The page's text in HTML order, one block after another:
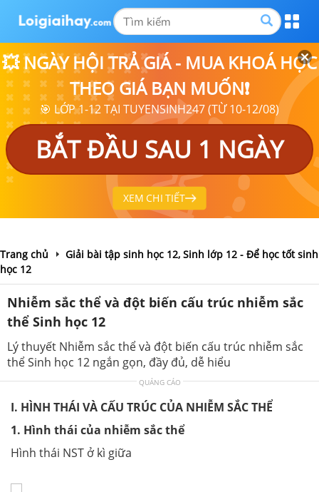
💥 NGÀY HỘI TRẢ GIÁ - MUA KHOÁ HỌC
THEO GIÁ BẠN MUỐN❗
🎯 LỚP 1-12 TẠI TUYENSINH247 (TỪ 10-12/08)
BẮT ĐẦU SAU 1 NGÀY
XEM CHI TIẾT
Trang chủ
Giải bài tập sinh học 12, Sinh lớp 12 - Để học tốt sinh
học 12
Nhiễm sắc thể và đột biến cấu trúc nhiễm sắc
thể Sinh học 12
Lý thuyết Nhiễm sắc thể và đột biến cấu trúc nhiễm sắc
thể Sinh học 12 ngắn gọn, đầy đủ, dễ hiểu
QUẢNG CÁO
I. HÌNH THÁI VÀ CẤU TRÚC CỦA NHIỄM SẮC THỂ
1. Hình thái của nhiễm sắc thể
Hình thái NST ở kì giữa